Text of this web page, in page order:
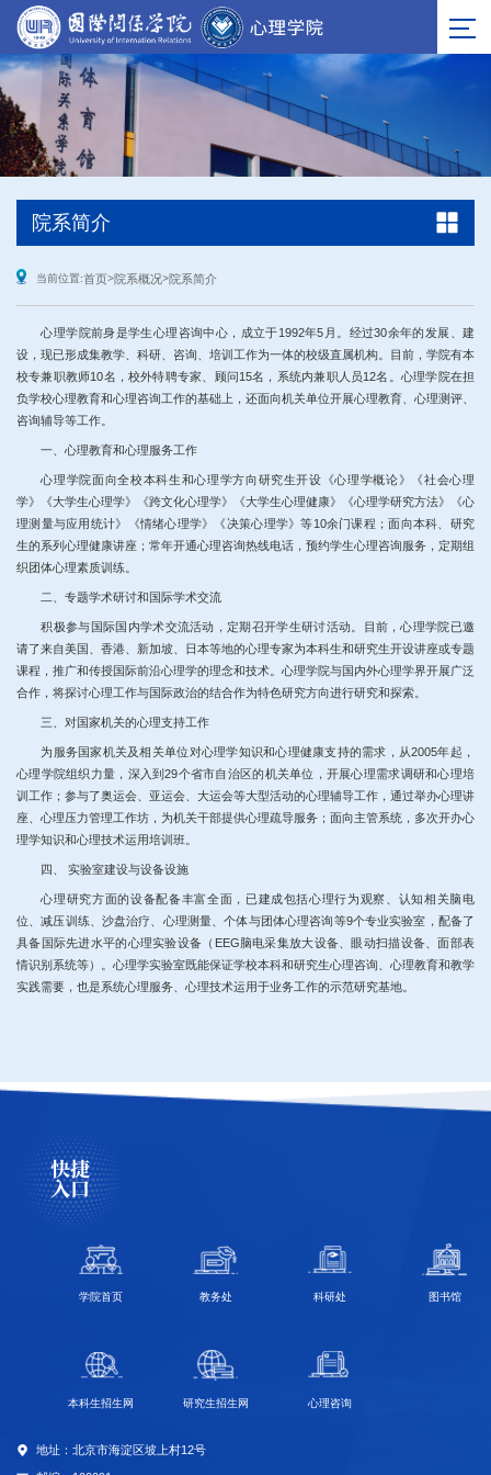
院系简介
当前位置:首页>院系概况>院系简介
心理学院前身是学生心理咨询中心，成立于1992年5月。经过30余年的发展、建
设，现已形成集教学、科研、咨询、培训工作为一体的校级直属机构。目前，学院有本
校专兼职教师10名，校外特聘专家、顾问15名，系统内兼职人员12名。 心理学院在担
负学校心理教育和心理咨询工作的基础上，还面向机关单位开展心理教育、心理测评、
咨询辅导等工作。
一、心理教育和心理服务工作
心理学院面向全校本科生和心理学方向研究生开设《心理学概论》《社会心理
学》《大学生心理学》《跨文化心理学》《大学生心理健康》《心理学研究方法》《心
理测量与应用统计》《情绪心理学》《决策心理学》等10余门课程；面向本科、研究
生的系列心理健康讲座；常年开通心理咨询热线电话，预约学生心理咨询服务，定期组
织团体心理素质训练。
二、专题学术研讨和国际学术交流
积极参与国际国内学术交流活动，定期召开学生研讨活动。目前，心理学院已邀
请了来自美国、香港、新加坡、日本等地的心理专家为本科生和研究生开设讲座或专题
课程，推广和传授国际前沿心理学的理念和技术。 心理学院与国内外心理学界开展广泛
合作，将探讨心理工作与国际政治的结合作为特色研究方向进行研究和探索。
三、对国家机关的心理支持工作
为服务国家机关及相关单位对心理学知识和心理健康支持的需求，从2005年起，
心理学院组织力量，深入到29个省市自治区的机关单位，开展心理需求调研和心理培
训工作；参与了奥运会、亚运会、大运会等大型活动的心理辅导工作，通过举办心理讲
座、心理压力管理工作坊，为机关干部提供心理疏导服务；面向主管系统，多次开办心
理学知识和心理技术运用培训班。
四、 实验室建设与设备设施
心理研究方面的设备配备丰富全面，已建成包括心理行为观察、认知相关脑电
位、减压训练、沙盘治疗、心理测量、个体与团体心理咨询等9个专业实验室，配备了
具备国际先进水平的心理实验设备（EEG脑电采集放大设备、眼动扫描设备、面部表
情识别系统等）。心理学实验室既能保证学校本科和研究生心理咨询、心理教育和教学
实践需要，也是系统心理服务、心理技术运用于业务工作的示范研究基地。
快捷
入口
学院首页 教务处 科研处 图书馆
本科生招生网 研究生招生网 心理咨询
地址：北京市海淀区坡上村12号